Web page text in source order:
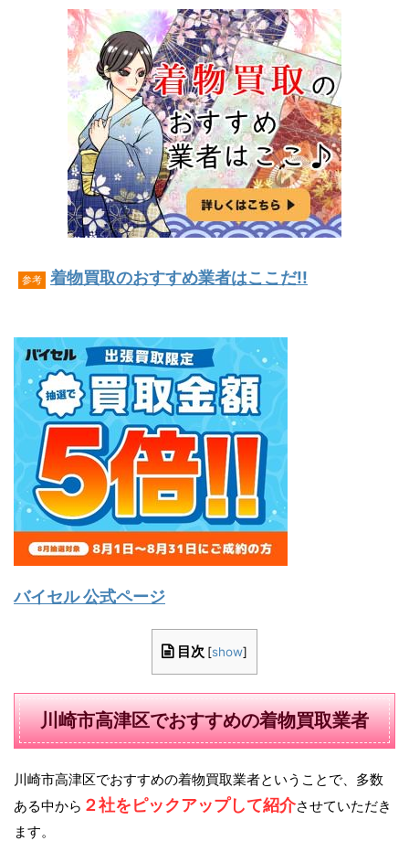
参考 着物買取のおすすめ業者はここだ!!
バイセル 公式ページ
目次 [show]
川崎市高津区でおすすめの着物買取業者
川崎市高津区でおすすめの着物買取業者ということで、多数
ある中から ２社をピックアップして紹介させていただき
ます。